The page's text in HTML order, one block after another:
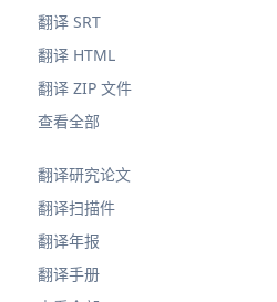
翻译研究论文
翻译扫描件
翻译年报
翻译手册
翻译 SRT
翻译 HTML
翻译 ZIP 文件
查看全部